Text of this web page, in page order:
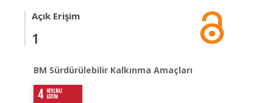
Açık Erişim
1
BM Sürdürülebilir Kalkınma Amaçları